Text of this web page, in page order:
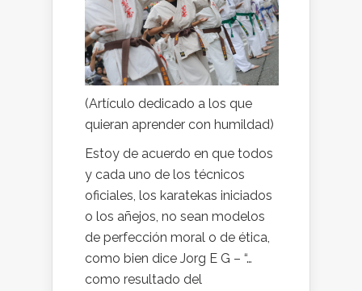
(Artículo dedicado a los que
quieran aprender con humildad)
Estoy de acuerdo en que todos
y cada uno de los técnicos
oficiales, los karatekas iniciados
o los añejos, no sean modelos
de perfección moral o de ética,
como bien dice Jorg E G – “…
como resultado del